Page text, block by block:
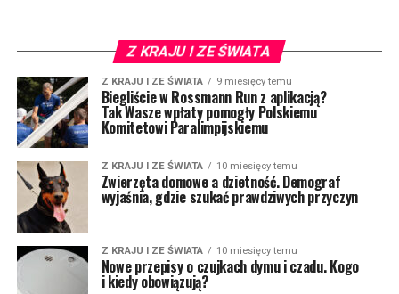
Z KRAJU I ZE ŚWIATA
Z KRAJU I ZE ŚWIATA 9 miesięcy temu
Biegliście w Rossmann Run z aplikacją?
Tak Wasze wpłaty pomogły Polskiemu
Komitetowi Paralimpijskiemu
Z KRAJU I ZE ŚWIATA 10 miesięcy temu
Zwierzęta domowe a dzietność. Demograf
wyjaśnia, gdzie szukać prawdziwych przyczyn
Z KRAJU I ZE ŚWIATA 10 miesięcy temu
Nowe przepisy o czujkach dymu i czadu. Kogo
i kiedy obowiązują?